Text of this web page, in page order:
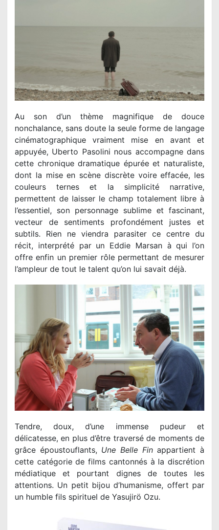
Au son d’un thème magnifique de douce
nonchalance, sans doute la seule forme de langage
cinématographique vraiment mise en avant et
appuyée, Uberto Pasolini nous accompagne dans
cette chronique dramatique épurée et naturaliste,
dont la mise en scène discrète voire effacée, les
couleurs ternes et la simplicité narrative,
permettent de laisser le champ totalement libre à
l’essentiel, son personnage sublime et fascinant,
vecteur de sentiments profondément justes et
subtils. Rien ne viendra parasiter ce centre du
récit, interprété par un Eddie Marsan à qui l’on
offre enfin un premier rôle permettant de mesurer
l’ampleur de tout le talent qu’on lui savait déjà.
Tendre, doux, d’une immense pudeur et
délicatesse, en plus d’être traversé de moments de
grâce époustouflants, Une Belle Finappartient à
cette catégorie de films cantonnés à la discrétion
médiatique et pourtant dignes de toutes les
attentions. Un petit bijou d’humanisme, offert par
un humble fils spirituel de Yasujirö Ozu.